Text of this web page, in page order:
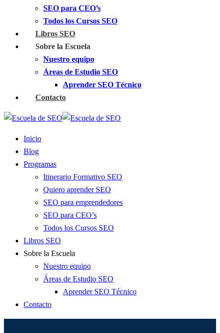
SEO para CEO’s
Todos los Cursos SEO
Libros SEO
Sobre la Escuela
Nuestro equipo
Áreas de Estudio SEO
Aprender SEO Técnico
Contacto
Inicio
Blog
Programas
Itinerario Formativo SEO
Quiero aprender SEO
SEO para emprendedores
SEO para CEO’s
Todos los Cursos SEO
Libros SEO
Sobre la Escuela
Nuestro equipo
Áreas de Estudio SEO
Aprender SEO Técnico
Contacto